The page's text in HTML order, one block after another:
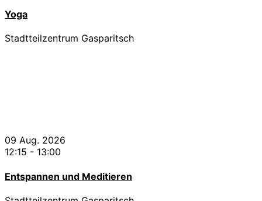
Yoga
Stadtteilzentrum Gasparitsch
09 Aug. 2026
12:15 - 13:00
Entspannen und Meditieren